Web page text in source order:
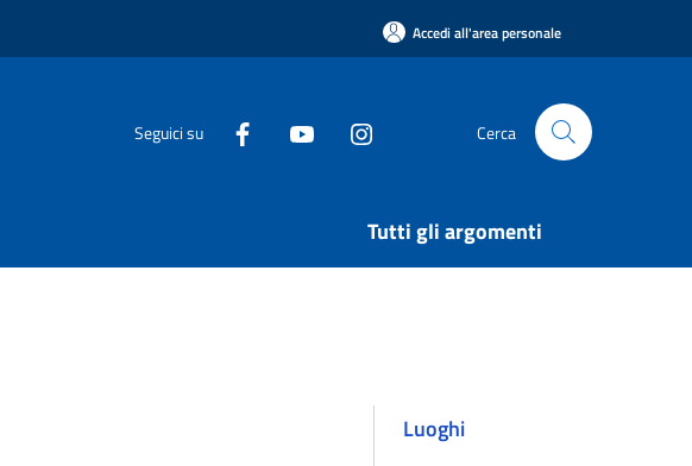
Accedi all'area personale
Seguici su Cerca
Tutti gli argomenti
Luoghi